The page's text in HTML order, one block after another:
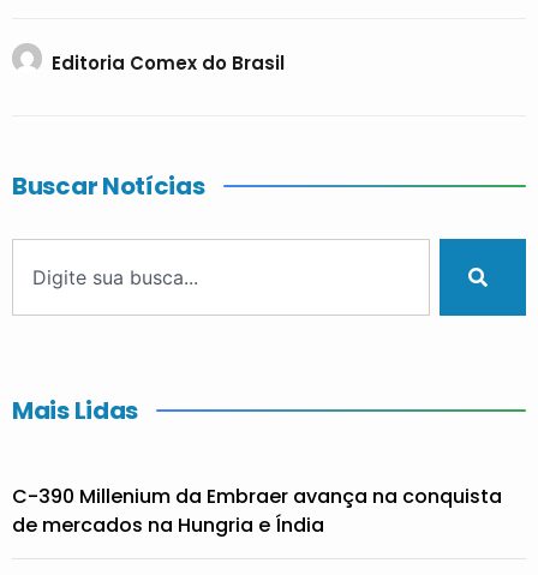
Editoria Comex do Brasil
Buscar Notícias
Mais Lidas
C-390 Millenium da Embraer avança na conquista
de mercados na Hungria e Índia